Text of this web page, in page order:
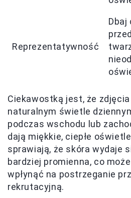
Reprezentatywność
Dbaj
Ciekawostką jest, że
naturalnym świetle
podczas wschodu lub
dają miękkie, ciepłe
sprawiają, że skóra wydaje
bardziej promienna, co
wpłynąć na postrzeganie
rekrutacyjną.